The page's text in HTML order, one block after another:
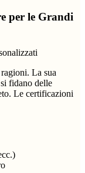
per le Grandi
La sua
fidano delle
Le certificazioni